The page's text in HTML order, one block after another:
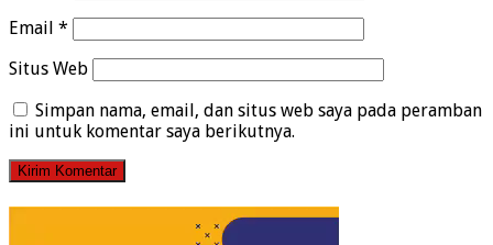
Email *
Situs Web
Simpan nama, email, dan situs web saya pada peramban
ini untuk komentar saya berikutnya.